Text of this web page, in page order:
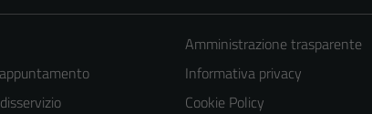
Amministrazione trasparente
Informativa privacy
Cookie Policy